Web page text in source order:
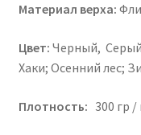
Материал верха:
Цвет: Черный,
Хаки; Осенний лес;
Плотность: 300 гр /